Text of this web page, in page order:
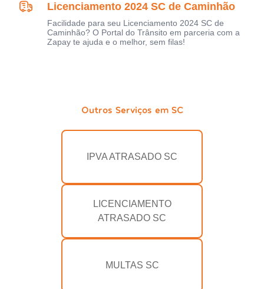
Licenciamento 2024 SC de Caminhão
Facilidade para seu Licenciamento 2024 SC de
Caminhão? O Portal do Trânsito em parceria com a
Zapay te ajuda e o melhor, sem filas!
Outros Serviços em SC
IPVA ATRASADO SC
LICENCIAMENTO
ATRASADO SC
MULTAS SC